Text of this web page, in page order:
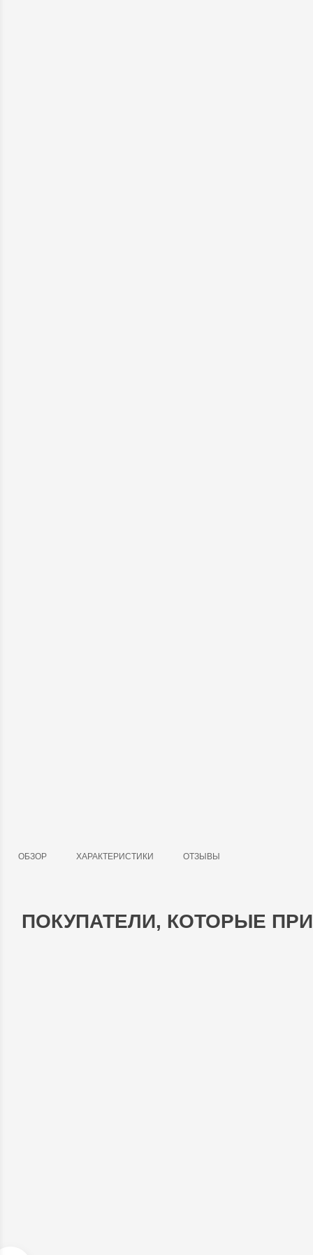
ОБЗОР ХАРАКТЕРИСТИКИ ОТЗЫВЫ
ПОКУПАТЕЛИ, КОТОРЫЕ